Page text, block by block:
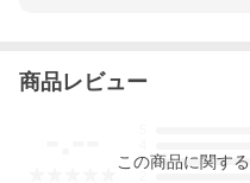
商品レビュー
3
この商品に関す